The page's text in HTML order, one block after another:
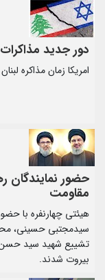
دور جدید مذاکرات
امریکا زمان مذاکره
حضور نمایندگان
مقاومت
هیئتی چهارنفره با
سیدمجتبی حسینی،
تشییع شهید سید حسن
بیروت شدند.